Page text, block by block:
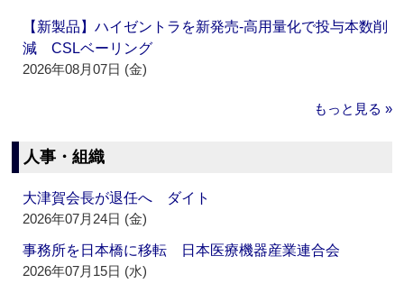
【新製品】ハイゼントラを新発売‐高用量化で投与本数削
減 CSLベーリング
2026年08月07日 (金)
もっと見る »
人事・組織
大津賀会長が退任へ ダイト
2026年07月24日 (金)
事務所を日本橋に移転 日本医療機器産業連合会
2026年07月15日 (水)